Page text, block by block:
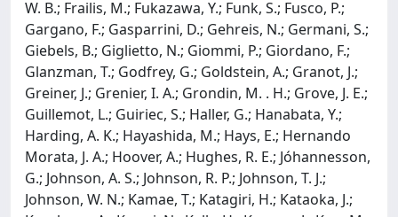
W. B.; Frailis, M.; Fukazawa, Y.; Funk, S.; Fusco, P.;
Gargano, F.; Gasparrini, D.; Gehreis, N.; Germani, S.;
Giebels, B.; Giglietto, N.; Giommi, P.; Giordano, F.;
Glanzman, T.; Godfrey, G.; Goldstein, A.; Granot, J.;
Greiner, J.; Grenier, I. A.; Grondin, M. . H.; Grove, J. E.;
Guillemot, L.; Guiriec, S.; Haller, G.; Hanabata, Y.;
Harding, A. K.; Hayashida, M.; Hays, E.; Hernando
Morata, J. A.; Hoover, A.; Hughes, R. E.; Jóhannesson,
G.; Johnson, A. S.; Johnson, R. P.; Johnson, T. J.;
Johnson, W. N.; Kamae, T.; Katagiri, H.; Kataoka, J.;